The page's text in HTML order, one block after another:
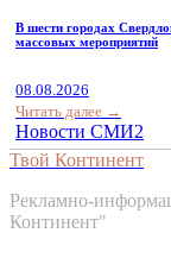
В шести городах
массовых мероприятий
08.08.2026
Читать далее →
Новости СМИ2
Твой Континент
Рекламно-
Континент"